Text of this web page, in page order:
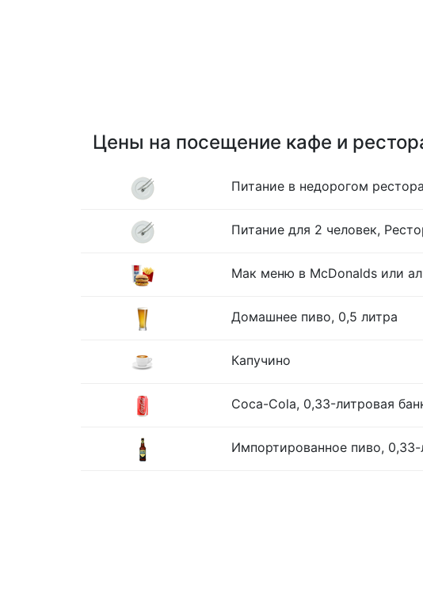
Цены на посещение кафе и
Питание в недорогом
Питание для 2 человек,
Мак меню в McDonalds или
Домашнее пиво, 0,5 литра
Капучино
Coca-Cola, 0,33-литровая
Импортированное пиво,